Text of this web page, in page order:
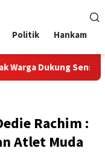
Politik Hankam
Dukung Sensus
Rachim :
Atlet Muda